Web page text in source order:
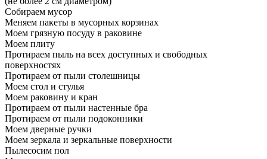
Собираем мусор
Меняем пакеты в мусорных корзинах
Моем грязную посуду в раковине
Моем плиту
Протираем пыль на всех доступных и свободных
поверхностях
Протираем от пыли столешницы
Моем стол и стулья
Моем раковину и кран
Протираем от пыли настенные бра
Протираем от пыли подоконники
Моем дверные ручки
Моем зеркала и зеркальные поверхности
Пылесосим пол